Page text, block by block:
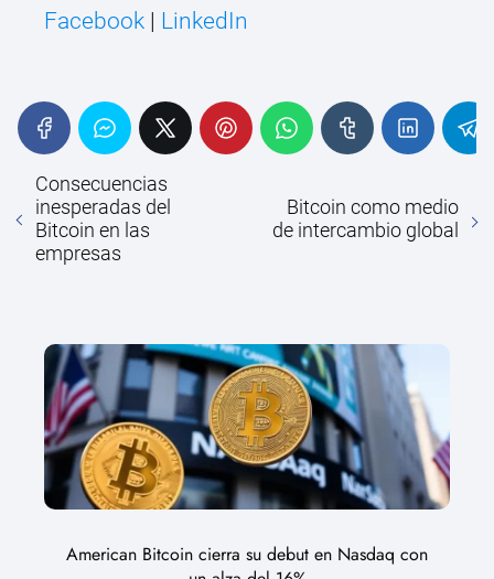
Facebook | LinkedIn
Consecuencias
inesperadas del
Bitcoin en las
empresas
Bitcoin como medio
de intercambio global
American Bitcoin cierra su debut en Nasdaq con